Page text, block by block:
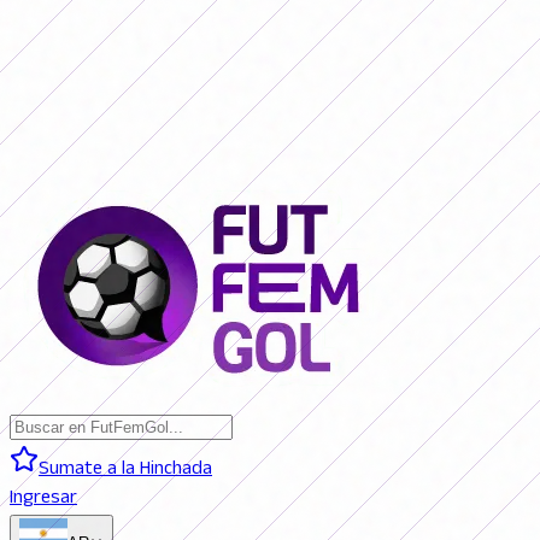
SAN LORENZO 0 - 0 BOCA JRS. (EN VIVO)RIVER PLATE 0 - 0
RACING (EN VIVO)
RACING 0 - 0 SAN LORENZO (FINAL)
BOCA JRS. 3
- 1 RIVER PLATE (FINAL)
BELGRANO 2 - 0 BANFIELD (FINAL)
SAN
LORENZO 0 - 0 BOCA JRS. (EN VIVO)
RIVER PLATE 0 - 0 RACING
(EN VIVO)
RACING 0 - 0 SAN LORENZO (FINAL)BOCA JRS. 3 - 1
RIVER PLATE (FINAL)
BELGRANO 2 - 0 BANFIELD (FINAL)
Sumate a la Hinchada
Ingresar